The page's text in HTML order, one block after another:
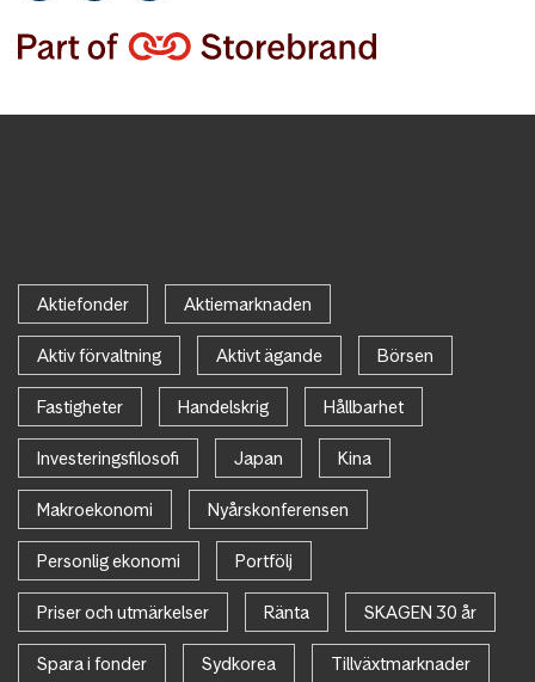
Aktiefonder Aktiemarknaden
Aktiv förvaltning Aktivt ägande Börsen
Fastigheter Handelskrig Hållbarhet
Investeringsfilosofi Japan Kina
Makroekonomi Nyårskonferensen
Personlig ekonomi Portfölj
Priser och utmärkelser Ränta SKAGEN 30 år
Spara i fonder Sydkorea Tillväxtmarknader